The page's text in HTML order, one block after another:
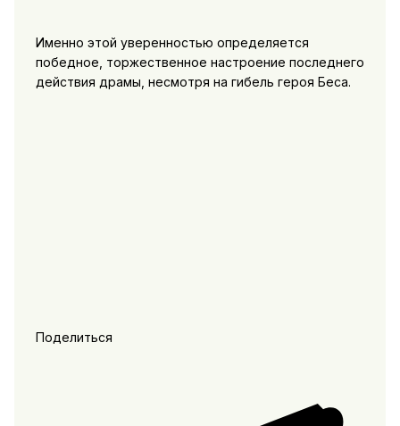
Именно этой уверенностью определяется
победное, торжественное настроение последнего
действия драмы, несмотря на гибель героя Беса.
Поделиться